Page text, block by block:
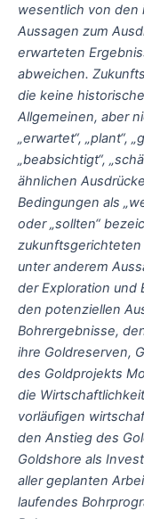
wesentlich von den
Aussagen zum
erwarteten
abweichen.
die keine
Allgemeinen, aber
„erwartet“, „plant“,
„beabsichtigt“,
ähnlichen
Bedingungen als
oder „sollten“
unter anderem
der Exploration und
den potenziellen
Bohrergebnisse,
ihre Goldreserven,
des Goldprojekts
die
vorläufigen
den Anstieg des
Goldshore als
aller geplanten
laufendes